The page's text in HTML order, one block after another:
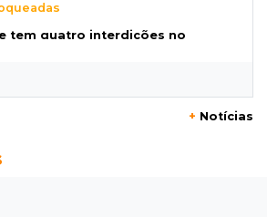
tem quatro interdições no
alto?
+ Notícias